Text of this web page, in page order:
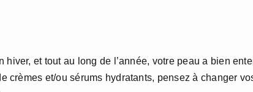
hiver, et tout au long de l’année, votre peau a bien
crèmes et/ou sérums hydratants, pensez à changer